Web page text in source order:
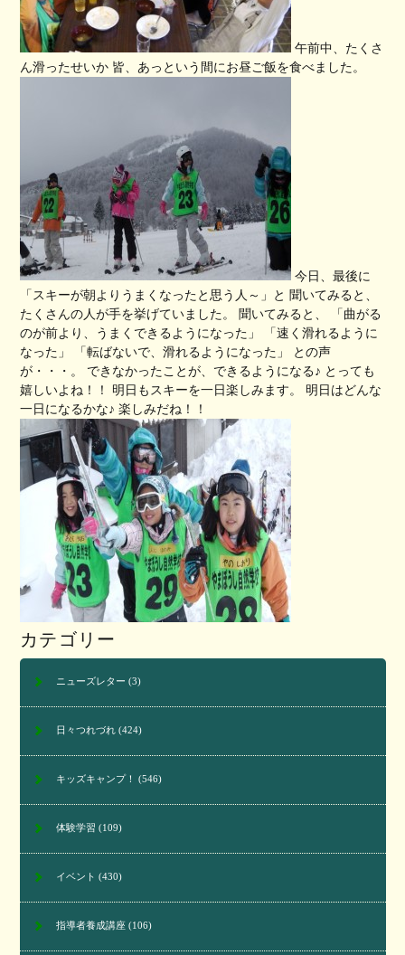
午前中、たくさ
ん滑ったせいか 皆、あっという間にお昼ご飯を食べました。
今日、最後に
「スキーが朝よりうまくなったと思う人～」と 聞いてみると、
たくさんの人が手を挙げていました。 聞いてみると、 「曲がる
のが前より、うまくできるようになった」 「速く滑れるように
なった」 「転ばないで、滑れるようになった」 との声
が・・・。 できなかったことが、できるようになる♪ とっても
嬉しいよね！！ 明日もスキーを一日楽しみます。 明日はどんな
一日になるかな♪ 楽しみだね！！
カテゴリー
ニューズレター (3)
日々つれづれ(424)
キッズキャンプ！ (546)
体験学習 (109)
イベント (430)
指導者養成講座(106)